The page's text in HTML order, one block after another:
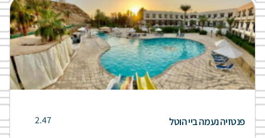
פנטזיה נעמה ביי הוטל 2.47